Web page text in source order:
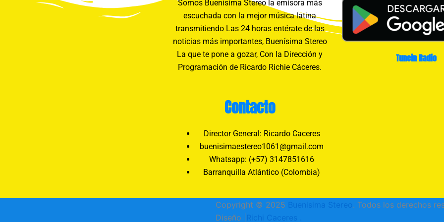
Somos Buenísima Stereo la emisora más
escuchada con la mejor música latina
transmitiendo Las 24 horas entérate de las
noticias más importantes, Buenísima Stereo
La que te pone a gozar, Con la Dirección y
Programación de Ricardo Richie Cáceres.
Contacto
Director General: Ricardo Caceres
buenisimaestereo1061@gmail.com
Whatsapp: (+57) 3147851616
Barranquilla Atlántico (Colombia)
Tunein Radio
Copyright © 2025 Buenisima Stereo. Todos los derechos
Diseño |
Richi Caceres